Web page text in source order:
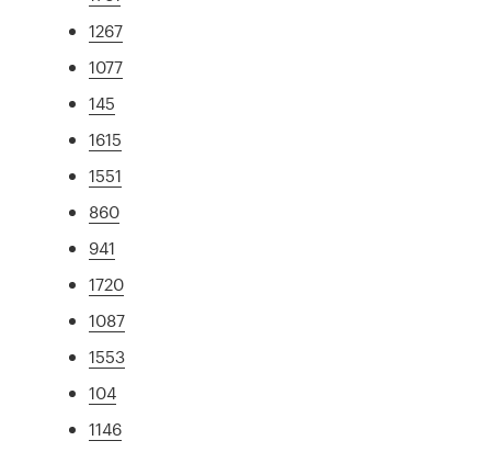
1267
1077
145
1615
1551
860
941
1720
1087
1553
104
1146